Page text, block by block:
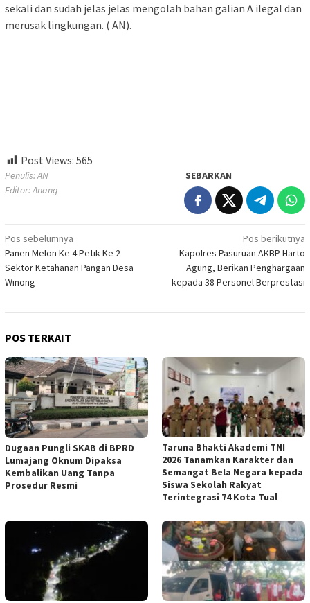
sekali dan sudah jelas jelas mengolah bahan galian A ilegal dan
merusak lingkungan. ( AN).
Post Views: 565
Penulis: AN
Editor: Anang
SEBARKAN
Navigasi
pos
Pos sebelumnya
Panen Melon Ke 4 Petik Ke 2
Sektor Ketahanan Pangan Desa
Winong
Pos berikutnya
Kapolres Pasuruan AKBP Harto
Agung, Berikan Penghargaan
kepada 38 Personel Berprestasi
POS TERKAIT
Dugaan Pungli SKAB di BPRD
Lumajang Oknum Dipaksa
Kembalikan Uang Tanpa
Prosedur Resmi
Taruna Bhakti Akademi TNI
2026 Tanamkan Karakter dan
Semangat Bela Negara kepada
Siswa Sekolah Rakyat
Terintegrasi 74 Kota Tual